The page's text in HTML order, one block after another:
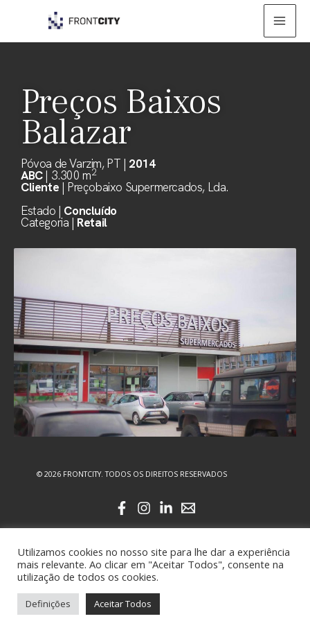
content
Preços Baixos
Balazar
Póvoa de Varzim, PT | 2014
ABC| 3.300 m2
Cliente | Preçobaixo Supermercados, Lda.
Estado | Concluído
Categoria | Retail
© 2026 FRONTCITY. TODOS OS DIREITOS RESERVADOS
Utilizamos cookies no nosso site para lhe dar a experiência
mais relevante. Ao clicar em "Aceitar Todos", consente na
utilização de todos os cookies.
Definições Aceitar Todos